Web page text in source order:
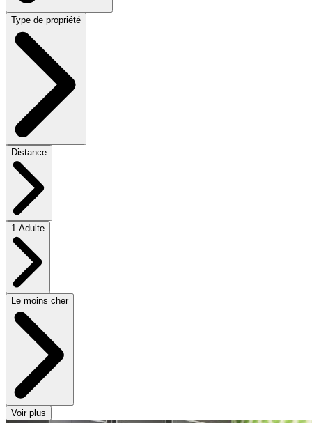
Type de propriété
Distance
1 Adulte
Le moins cher
Voir plus